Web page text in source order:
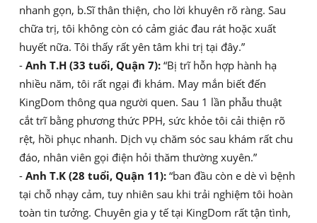
nhanh gọn, b.Sĩ thân thiện, cho lời khuyên rõ ràng. Sau
chữa trị, tôi không còn có cảm giác đau rát hoặc xuất
huyết nữa. Tôi thấy rất yên tâm khi trị tại đây.”
- Anh T.H (33 tuổi, Quận 7): “Bị trĩ hỗn hợp hành hạ
nhiều năm, tôi rất ngại đi khám. May mắn biết đến
KingDom thông qua người quen. Sau 1 lần phẫu thuật
cắt trĩ bằng phương thức PPH, sức khỏe tôi cải thiện rõ
rệt, hồi phục nhanh. Dịch vụ chăm sóc sau khám rất chu
đáo, nhân viên gọi điện hỏi thăm thường xuyên.”
- Anh T.K (28 tuổi, Quận 11): “ban đầu còn e dè vì bệnh
tại chỗ nhạy cảm, tuy nhiên sau khi trải nghiệm tôi hoàn
toàn tin tưởng. Chuyên gia y tế tại KingDom rất tận tình,